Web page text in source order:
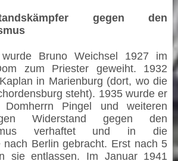
gegen den
Bruno Weichsel 1927 im
zum Priester geweiht. 1932
in Marienburg (dort, wo die
steht). 1935 wurde er
Domherrn Pingel und weiteren
Widerstand gegen den
verhaftet und in die
nach Berlin gebracht. Erst nach 5
sie entlassen. Im Januar 1941